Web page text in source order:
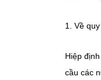
1. Về
Hiệp
cầu các